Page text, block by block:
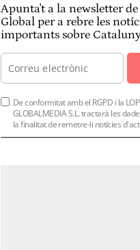
Apunta't a la newsletter
Global per a rebre les
importants sobre
De conformitat amb el RGPD i la
GLOBALMEDIA S.L. tractarà les
la finalitat de remetre-li notícies